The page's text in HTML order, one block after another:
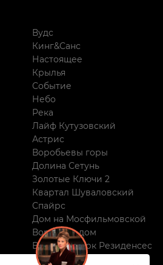
Вудс
Кинг&Санс
Настоящее
Крылья
Событие
Небо
Река
Лайф Кутузовский
Астрис
Воробьевы горы
Долина Сетунь
Золотые Ключи 2
Квартал Шуваловский
Спайрс
Дом на Мосфильмовской
Воробьев дом
Виктори Парк Резиденсес
Поклонная, 9